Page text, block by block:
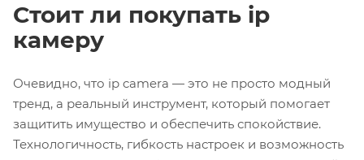
Стоит ли покупать ip
камеру
Очевидно, что ip camera — это не просто модный
тренд, а реальный инструмент, который помогает
защитить имущество и обеспечить спокойствие.
Технологичность, гибкость настроек и возможность